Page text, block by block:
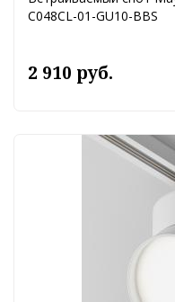
C048CL-01-GU10-BBS
2 910 руб.